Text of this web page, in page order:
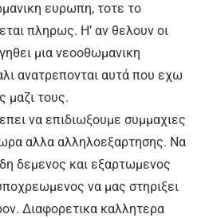
ευρωπη, τοτε το
πληρως. Η’ αν θελουν οι
μια νεοοθωμανικη
ανατρεπονται αυτά που εχω
μαζι τους.
να επιδιωξουμε συμμαχιες
αλλα αλληλοεξαρτησης. Να
δεμενος και εξαρτωμενος
να μας στηριξει
Διαφορετικα καλλητερα